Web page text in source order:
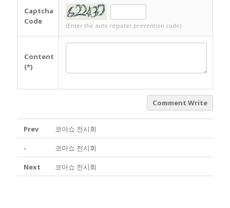
Captcha
Code
(Enter the auto register prevention code)
Content
(*)
Comment Write
Prev 코아쇼 전시회
- 코아쇼 전시회
Next 코아쇼 전시회